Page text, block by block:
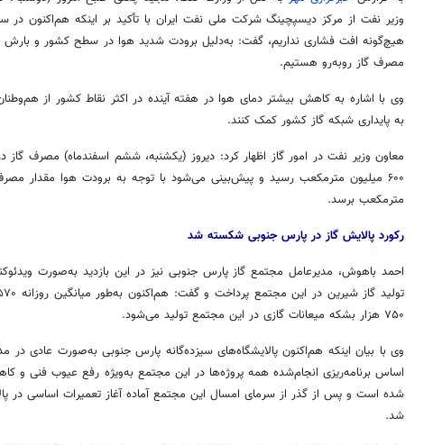
وزیر نفت از مرکز دیسپچینگشرکت ملی نفت ایران با تأکید بر اینکه هم‌اکنون در
هیچ‌گونه افت فشاری نداریم، گفت: به‌دلیل برودت شدید هوا در سطح کشور و بارش
مصرف گاز روبه‌رو هستیم.
وی با اشاره به کاهش بیشتر دمای هوا در هفته آینده در اکثر نقاط کشور از
به پایداری شبکه گاز کشور کمک کنند.
معاون وزیر نفت در امور گاز اظهار کرد: دیروز (یکشنبه، ششم اسفندماه) مصرف
مترمکعب برسد.
رکورد پالایش گاز در پارس جنوبی شکسته شد
احمد باهوش، مدیرعامل مجتمع گاز پارس جنوبی نیز در این بازدید به‌صورت
۷۵۰ هزار بشکه میعانات گازی در این مجتمع تولید می‌شود.
وی با بیان اینکه هم‌اکنون پالایشگاه‌های سیزده‌گانه پارس جنوبی به‌صورت عادی در
اساس برنامه‌ریزی انجام‌شده همه پروژه‌ها در این مجتمع به‌ویژه رفع عیوب فنی و
شد.
روزنامه‌های ورزشی شنبه ۱۷ مرداد ۱۴۰۵